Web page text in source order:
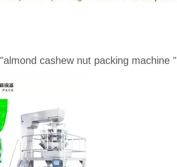
"almond cashew nut packing machine "